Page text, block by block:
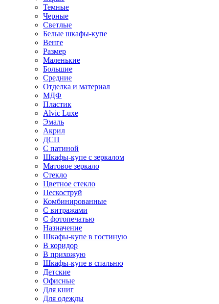
Темные
Черные
Светлые
Белые шкафы-купе
Венге
Размер
Маленькие
Большие
Средние
Отделка и материал
МДФ
Пластик
Alvic Luxe
Эмаль
Акрил
ДСП
С патиной
Шкафы-купе с зеркалом
Матовое зеркало
Стекло
Цветное стекло
Пескоструй
Комбинированные
С витражами
С фотопечатью
Назначение
Шкафы-купе в гостиную
В коридор
В прихожую
Шкафы-купе в спальню
Детские
Офисные
Для книг
Для одежды